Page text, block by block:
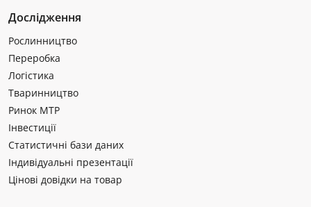
Дослідження
Рослинництво
Переробка
Логістика
Тваринництво
Ринок МТР
Інвестиції
Статистичні бази даних
Індивідуальні презентації
Цінові довідки на товар